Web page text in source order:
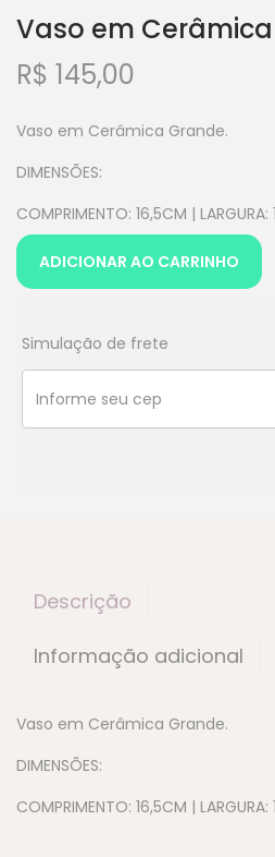
Vaso em
R$ 145,00
Vaso em Cerâmica Grande.
DIMENSÕES:
COMPRIMENTO: 16,5CM |
ADICIONAR AO CARRINHO
Simulação de frete
Descrição
Informação adicional
Vaso em Cerâmica Grande.
DIMENSÕES:
COMPRIMENTO: 16,5CM |